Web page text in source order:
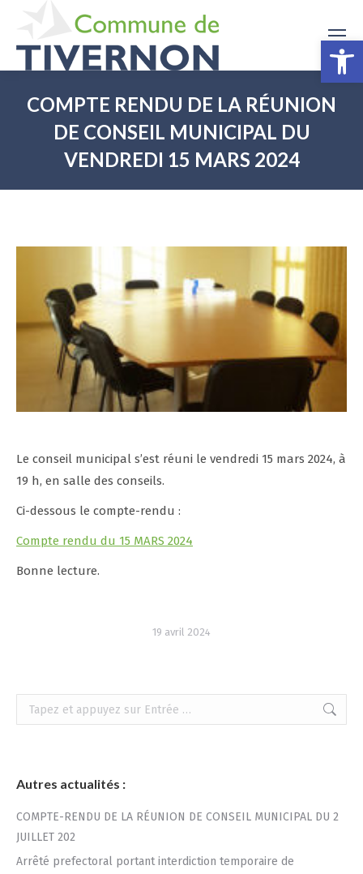
COMPTE RENDU DE LA RÉUNION
DE CONSEIL MUNICIPAL DU
VENDREDI 15 MARS 2024
Le conseil municipal s’est réuni le vendredi 15 mars 2024, à
19 h, en salle des conseils.
Ci-dessous le compte-rendu :
Compte rendu du 15 MARS 2024
Bonne lecture.
19 avril 2024
Recherche
:
Autres actualités :
COMPTE-RENDU DE LA RÉUNION DE CONSEIL MUNICIPAL DU 2
JUILLET 202
Arrêté prefectoral portant interdiction temporaire de